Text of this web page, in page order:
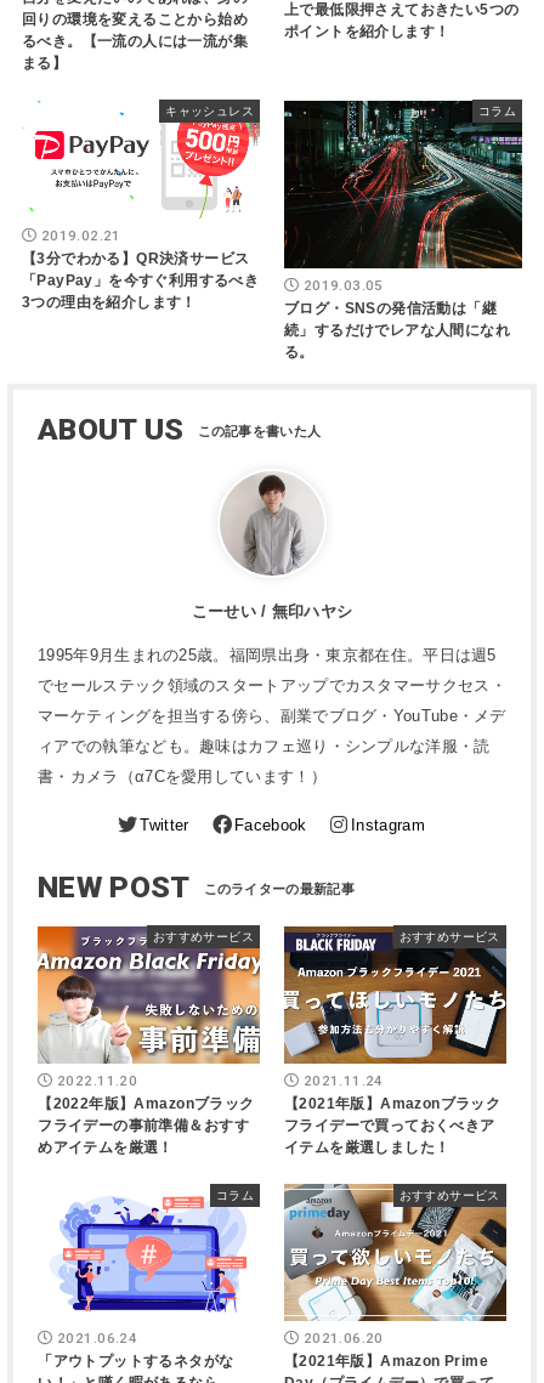
回りの環境を変えることから始め
るべき。【一流の人には一流が集
まる】
上で最低限押さえておきたい5つの
ポイントを紹介します！
キャッシュレス
2019.02.21
【3分でわかる】QR決済サービス
「PayPay」を今すぐ利用するべき
3つの理由を紹介します！
コラム
2019.03.05
ブログ・SNSの発信活動は「継
続」するだけでレアな人間になれ
る。
ABOUT US
こーせい / 無印ハヤシ
1995年9月生まれの25歳。福岡県出身・東京都在住。平日は週5
でセールステック領域のスタートアップでカスタマーサクセス・
マーケティングを担当する傍ら、副業でブログ・YouTube・メデ
ィアでの執筆なども。趣味はカフェ巡り・シンプルな洋服・読
書・カメラ（α7Cを愛用しています！）
Twitter Facebook Instagram
NEW POST
おすすめサービス
2022.11.20
【2022年版】Amazonブラック
フライデーの事前準備＆おすす
めアイテムを厳選！
おすすめサービス
2021.11.24
【2021年版】Amazonブラック
フライデーで買っておくべきア
イテムを厳選しました！
コラム
2021.06.24
「アウトプットするネタがな
おすすめサービス
2021.06.20
【2021年版】Amazon Prime